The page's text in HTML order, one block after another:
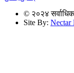
© २०२४
Site By: Nectar